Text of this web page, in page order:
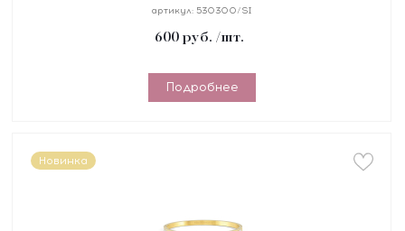
сталь/серебро 925°
артикул: 530300/SI
600 руб. /шт.
Подробнее
Новинка